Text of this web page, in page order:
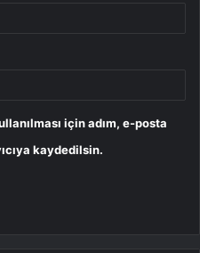
için adım, e-posta
kaydedilsin.